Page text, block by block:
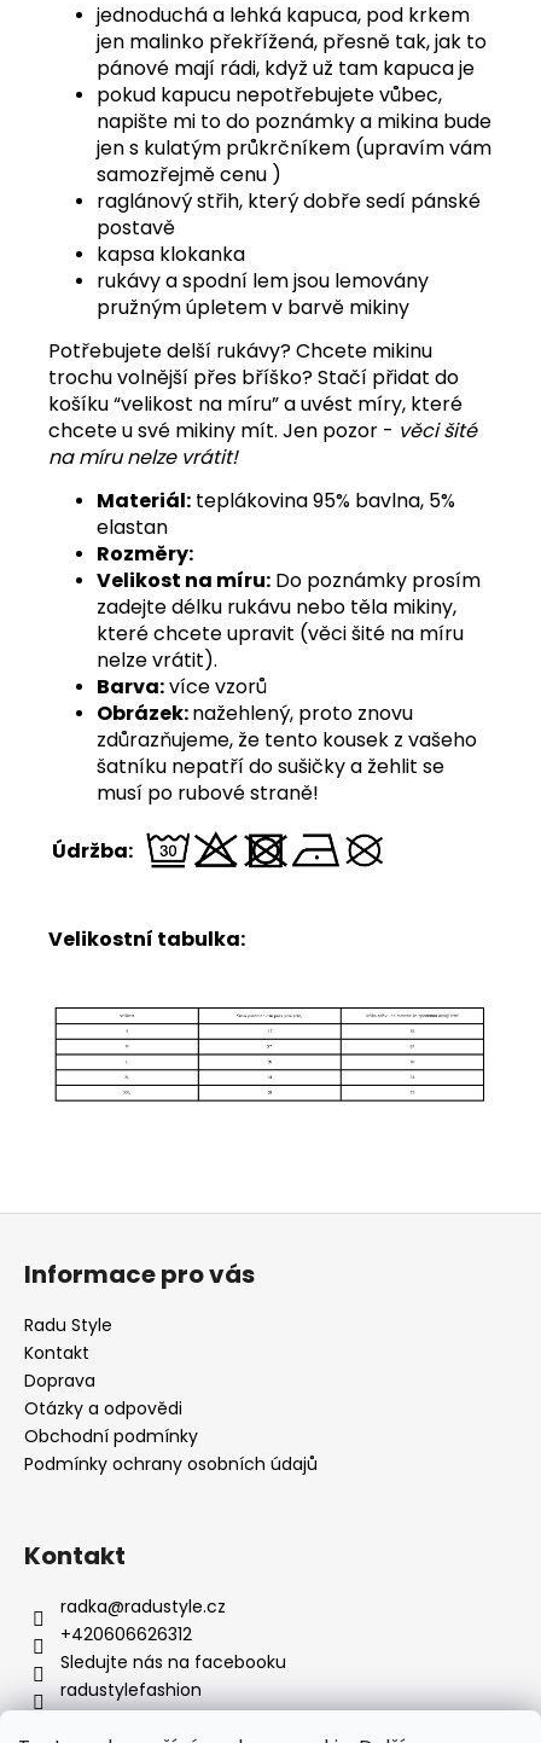
jednoduchá a lehká kapuca, pod krkem
jen malinko překřížená, přesně tak, jak to
pánové mají rádi, když už tam kapuca je
pokud kapucu nepotřebujete vůbec,
napište mi to do poznámky a mikina bude
jen s kulatým průkrčníkem (upravím vám
samozřejmě cenu )
raglánový střih, který dobře sedí pánské
postavě
kapsa klokanka
rukávy a spodní lem jsou lemovány
pružným úpletem v barvě mikiny
Potřebujete delší rukávy? Chcete mikinu
trochu volnější přes bříško? Stačí přidat do
košíku “velikost na míru” a uvést míry, které
chcete u své mikiny mít. Jen pozor - věci šité
na míru nelze vrátit!
Materiál: teplákovina 95% bavlna, 5%
elastan
Rozměry:
Velikost na míru: Do poznámky prosím
zadejte délku rukávu nebo těla mikiny,
které chcete upravit (věci šité na míru
nelze vrátit).
Barva:více vzorů
Obrázek:nažehlený, proto znovu
zdůrazňujeme, že tento kousek z vašeho
šatníku nepatří do sušičky a žehlit se
musí po rubové straně!
Údržba:
Velikostní tabulka:
Z
Informace pro vás
Radu Style
Kontakt
Doprava
Otázky a odpovědi
Obchodní podmínky
Podmínky ochrany osobních údajů
Kontakt
radka@radustyle.cz
+420606626312
Sledujte nás na facebooku
radustylefashion